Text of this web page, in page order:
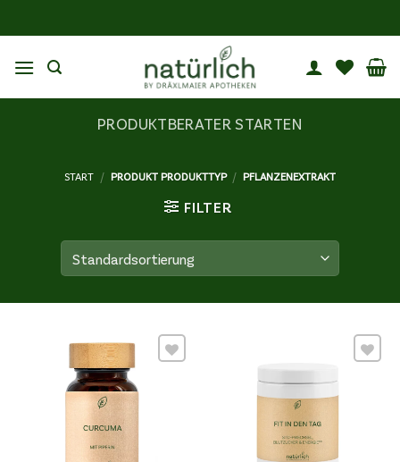
Inhalt
PRODUKTBERATER STARTEN
START / PRODUKT PRODUKTTYP / PFLANZENEXTRAKT
FILTER
Wunschliste